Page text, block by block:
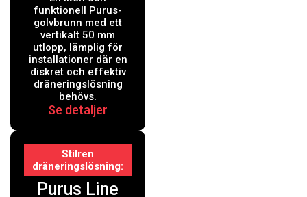
golvbrunn
med vertikalt
50 mm utlopp
funktionell Purus-
golvbrunn med ett
vertikalt 50 mm
utlopp, lämplig för
installationer där en
diskret och effektiv
dräneringslösning
behövs.
Se detaljer
Stilren
dräneringslösning
Purus Line